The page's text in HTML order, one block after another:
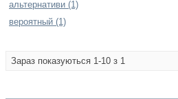
альтернативи (1)
вероятный (1)
Зараз показуються 1-10 з 1